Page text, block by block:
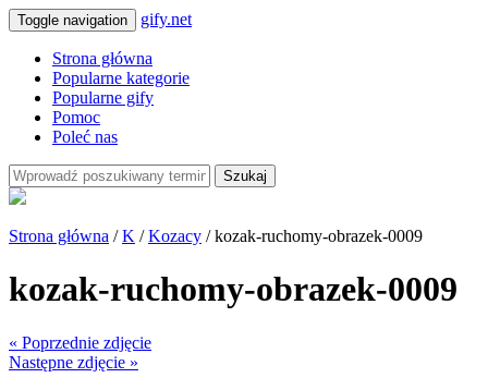
Toggle navigation gify.net
Strona główna
Popularne kategorie
Popularne gify
Pomoc
Poleć nas
Szukaj
Strona główna /K /Kozacy / kozak-ruchomy-obrazek-0009
kozak-ruchomy-obrazek-0009
« Poprzednie zdjęcie
Następne zdjęcie »